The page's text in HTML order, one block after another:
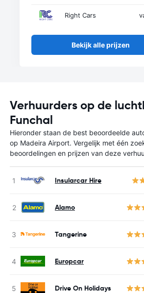
Right Cars
Bekijk alle prijzen
Verhuurders op de
Funchal
Hieronder staan de best beoordeelde
op Madeira Airport. Vergelijk met één
beoordelingen en prijzen van deze
Insularcar Hire
Alamo
Tangerine
Europcar
Drive On Holidays